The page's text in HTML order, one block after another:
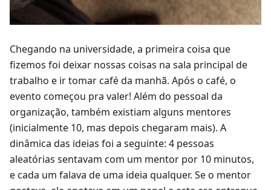
Chegando na universidade, a primeira coisa que
fizemos foi deixar nossas coisas na sala principal de
trabalho e ir tomar café da manhã. Após o café, o
evento começou pra valer! Além do pessoal da
organização, também existiam alguns mentores
(inicialmente 10, mas depois chegaram mais). A
dinâmica das ideias foi a seguinte: 4 pessoas
aleatórias sentavam com um mentor por 10 minutos,
e cada um falava de uma ideia qualquer. Se o mentor